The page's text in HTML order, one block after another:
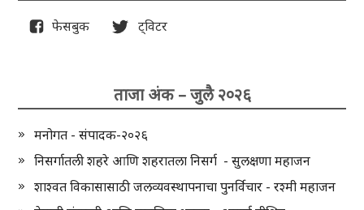
फेसबुक ट्विटर
ताजा अंक – जुलै २०२६
मनोगत - संपादक-२०२६
निसर्गातली शहरे आणि शहरातला निसर्ग - सुलक्षणा महाजन
शाश्वत विकासासाठी जलव्यवस्थापनाचा पुनर्विचार - रश्मी महाजन